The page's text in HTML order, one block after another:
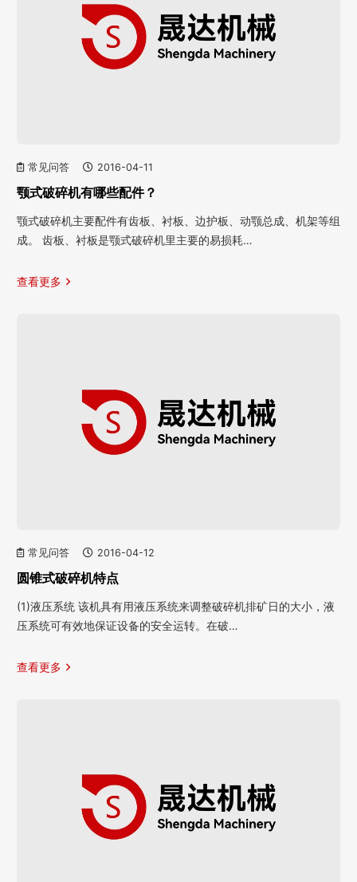
常见问答 2016-04-11
颚式破碎机有哪些配件？
颚式破碎机主要配件有齿板、衬板、边护板、动颚总成、机架等组
成。 齿板、衬板是颚式破碎机里主要的易损耗…
查看更多
常见问答 2016-04-12
圆锥式破碎机特点
(1)液压系统 该机具有用液压系统来调整破碎机排矿日的大小，液
压系统可有效地保证设备的安全运转。在破…
查看更多